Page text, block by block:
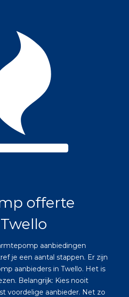
offerte
aanbiedingen
je een aantal stappen. Er zijn
aanbieders in Twello. Het is
Belangrijk: Kies nooit
voordelige aanbieder. Net zo